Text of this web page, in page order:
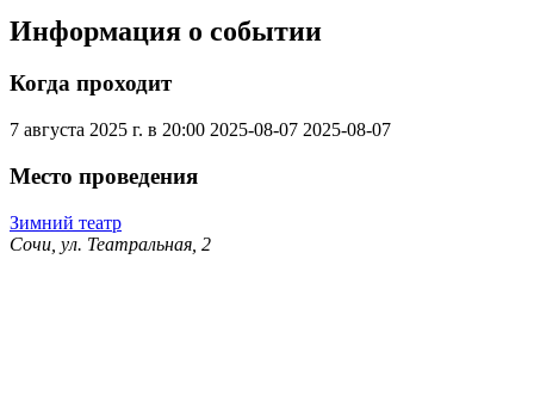
Информация о событии
Когда проходит
7 августа 2025 г. в 20:00 2025-08-07 2025-08-07
Место проведения
Зимний театр
Сочи, ул. Театральная, 2